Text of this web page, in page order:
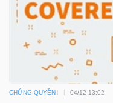
CHỨNG QUYỀN 04/12 13:02
CÔNG
TƯ